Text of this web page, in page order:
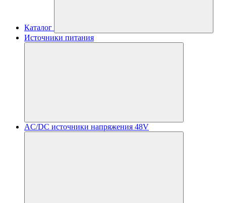
Каталог
Источники питания
AC/DC источники напряжения 48V